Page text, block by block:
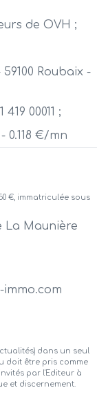
de OVH ;
Roubaix -
00011 ;
0.118 €/mn
€, immatriculée sous
La Maunière
dans un seul
doit être pris comme
par l'Editeur à
et discernement.